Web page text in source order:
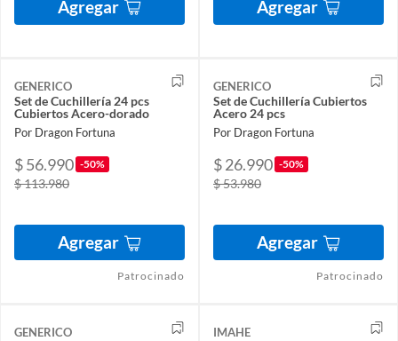
Agregar Agregar
GENERICO
Set de Cuchillería 24 pcs
Cubiertos Acero-dorado
Por Dragon Fortuna
$ 56.990 -50%
$ 113.980
Agregar
Patrocinado
GENERICO
Set de Cuchillería Cubiertos
Acero 24 pcs
Por Dragon Fortuna
$ 26.990 -50%
$ 53.980
Agregar
Patrocinado
GENERICO IMAHE